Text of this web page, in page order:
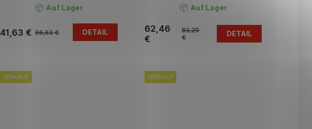
Auf Lager
66,63 €
41,63 € DETAIL
Auf Lager
83,29
€
62,46
€
DETAIL
VERKAUF VERKAUF